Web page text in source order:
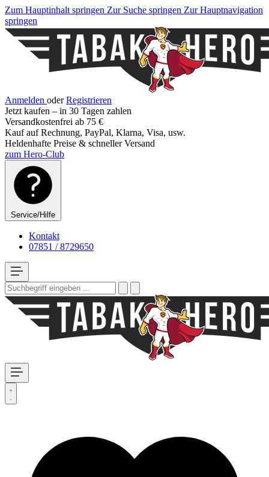
Zum Hauptinhalt springen Zur Suche springen Zur Hauptnavigation
springen
Anmelden oder Registrieren
Jetzt kaufen – in 30 Tagen zahlen
Versandkostenfrei ab 75 €
Kauf auf Rechnung, PayPal, Klarna, Visa, usw.
Heldenhafte Preise & schneller Versand
zum Hero-Club
Service/Hilfe
Kontakt
07851 / 8729650